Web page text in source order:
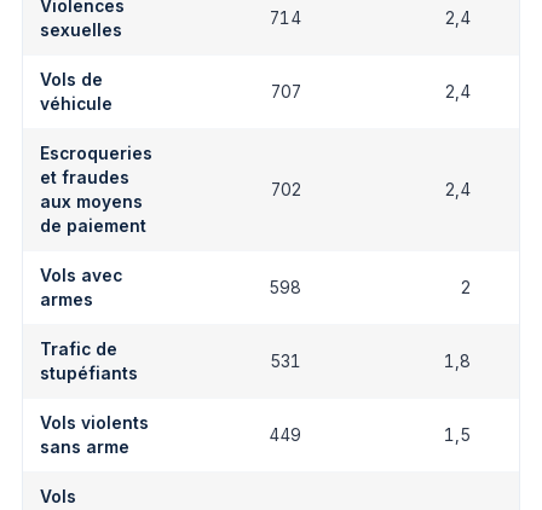
Violences
sexuelles
714 2,4
Vols de
véhicule
707 2,4
Escroqueries
et fraudes
aux moyens
de paiement
702 2,4
Vols avec
armes
598 2
Trafic de
stupéfiants
531 1,8
Vols violents
sans arme
449 1,5
Vols